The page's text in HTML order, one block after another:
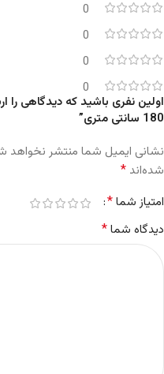
0
0
0
0
اولین نفری باشید که دیدگاهی را
180 سانتی متری”
نشانی ایمیل شما منتشر نخواهد
شده‌اند *
امتیاز شما*
دیدگاه شما*